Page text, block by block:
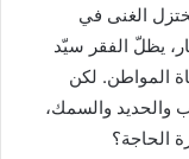
الغنى في
يظلّ الفقر سيّد
المواطن. لكن
والحديد والسمك،
الحاجة؟